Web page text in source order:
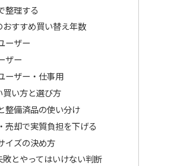
整理する
おすすめ買い替え年数
ーザー
ザー
ーザー・仕事用
買い方と選び方
整備済品の使い分け
売却で実質負担を下げる
イズの決め方
敗とやってはいけない判断